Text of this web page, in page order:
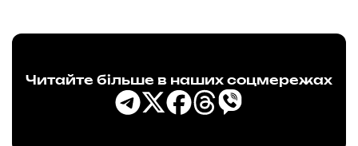
Читайте більше в наших соцмережах